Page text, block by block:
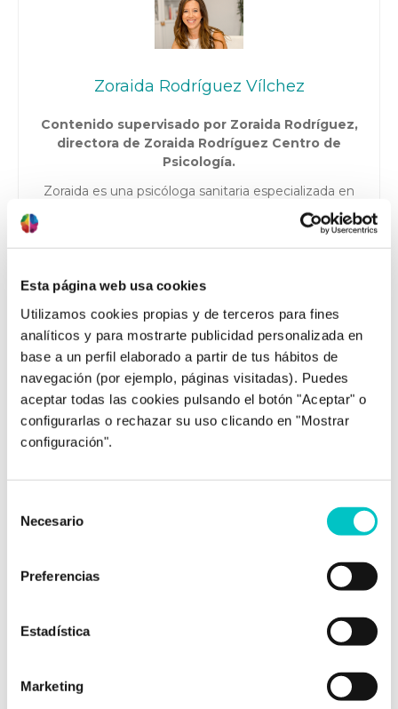
Esta página web usa cookies
Utilizamos cookies propias y de terceros para fines
analíticos y para mostrarte publicidad personalizada en
base a un perfil elaborado a partir de tus hábitos de
navegación (por ejemplo, páginas visitadas). Puedes
aceptar todas las cookies pulsando el botón "Aceptar" o
configurarlas o rechazar su uso clicando en "Mostrar
configuración".
Necesario
Preferencias
Estadística
Marketing
Zoraida Rodríguez Vílchez
Contenido supervisado por Zoraida Rodríguez,
directora de Zoraida Rodríguez Centro de
Psicología.
Zoraida es una psicóloga sanitaria especializada en
adultos desde 2005, con experiencia en temas como
dependencia emocional, pareja, autoestima, depresión,
trastornos de ansiedad y TOC, apoyo a la infertilidad y
psicología deportiva y ha trabajado con equipos y
trabaja en su propia consulta en Granada, involucrada
en proyectos interesantes y entregando lo mejor de sí
misma para ayudar a sus pacientes a lograr sus metas.
Colegiada nº AO05484.